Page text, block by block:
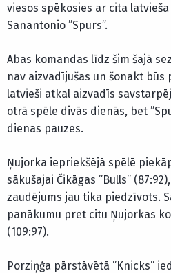
viesos spēkosies ar cita
Sanantonio ”Spurs”.
Abas komandas līdz šim šajā
nav aizvadījušas un šonakt būs
latvieši atkal aizvadīs
otrā spēle divās dienās, bet
dienas pauzes.
Ņujorka iepriekšējā spēlē
sākušajai Čikāgas ”Bulls”
zaudējums jau tika piedzīvots.
panākumu pret citu Ņujorkas
(109:97).
Porziņģa pārstāvētā ”Knicks”